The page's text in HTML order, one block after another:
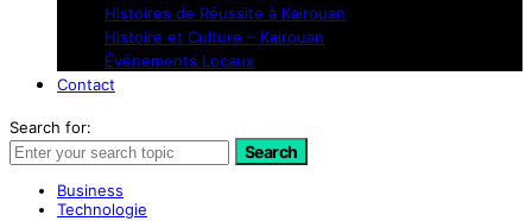
Histoires de Réussite à Kairouan
Histoire et Culture – Kairouan
Événements Locaux
Contact
Search for:
Search
Business
Technologie